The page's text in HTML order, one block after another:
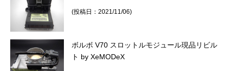
(投稿日：2021/11/06)
ボルボ V70 スロットルモジュール現品リビル
ト by XeMODeX